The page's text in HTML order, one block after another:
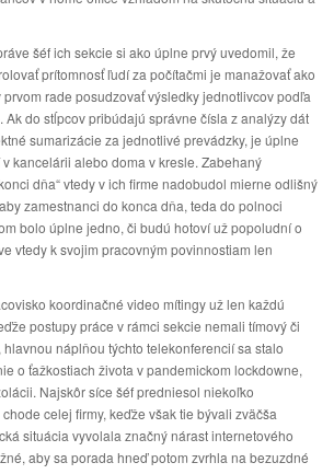
šéf ich sekcie si ako úplne prvý uvedomil, že
prítomnosť ľudí za počítačmi je manažovať ako
rade posudzovať výsledky jednotlivcov podľa
do stĺpcov pribúdajú správne čísla z analýzy dát
sumarizácie za jednotlivé prevádzky, je úplne
kancelárii alebo doma v kresle. Zabehaný
dňa“ vtedy v ich firme nadobudol mierne odlišný
zamestnanci do konca dňa, teda do polnoci
bolo úplne jedno, či budú hotoví už popoludní o
vtedy k svojim pracovným povinnostiam len
koordinačné video mítingy už len každú
postupy práce v rámci sekcie nemali tímový či
náplňou týchto telekonferencií sa stalo
o ťažkostiach života v pandemickom lockdowne,
Najskôr síce šéf predniesol niekoľko
celej firmy, keďže však tie bývali zväčša
situácia vyvolala značný nárast internetového
aby sa porada hneď potom zvrhla na bezuzdné